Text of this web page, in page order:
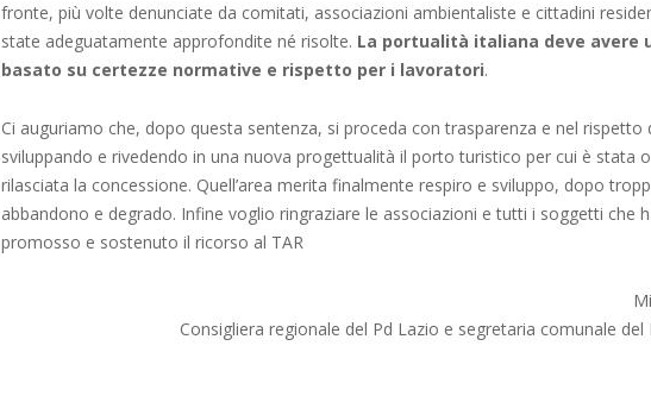
fronte, più volte denunciate da comitati, associazioni ambientaliste e cittadini
state adeguatamente approfondite né risolte. La portualità italiana deve avere
basato su certezze normative e rispetto per i lavoratori.
Ci auguriamo che, dopo questa sentenza, si proceda con trasparenza e nel rispetto
sviluppando e rivedendo in una nuova progettualità il porto turistico per cui è stata
rilasciata la concessione. Quell’area merita finalmente respiro e sviluppo, dopo
abbandono e degrado. Infine voglio ringraziare le associazioni e tutti i soggetti che
promosso e sostenuto il ricorso al TAR
Consigliera regionale del Pd Lazio e segretaria comunale del